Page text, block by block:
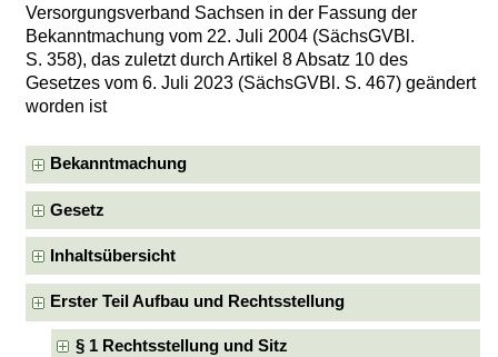
Versorgungsverband Sachsen in der Fassung der
Bekanntmachung vom 22. Juli 2004 (SächsGVBl.
S. 358), das zuletzt durch Artikel 8 Absatz 10 des
Gesetzes vom 6. Juli 2023 (SächsGVBl. S. 467) geändert
worden ist
Bekanntmachung
Gesetz
Inhaltsübersicht
Erster Teil Aufbau und Rechtsstellung
§ 1 Rechtsstellung und Sitz